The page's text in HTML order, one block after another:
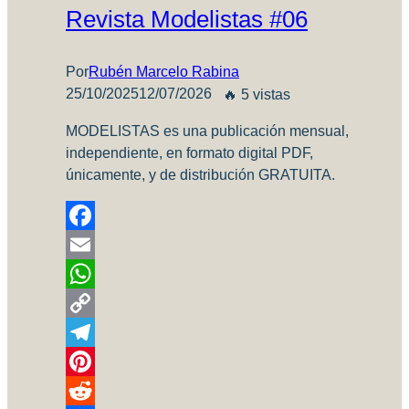
3
Revista Modelistas #06
PorRubén Marcelo Rabina
25/10/202512/07/2026 🔥 5 vistas
MODELISTAS es una publicación mensual,
independiente, en formato digital PDF,
únicamente, y de distribución GRATUITA.
Facebook
Email
WhatsApp
Copy
Link
Telegram
Pinterest